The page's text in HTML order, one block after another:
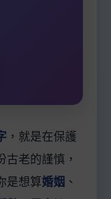
，就是在保護
古老的謹慎，
是想算婚姻 、